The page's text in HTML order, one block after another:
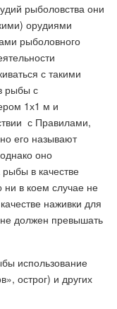
рыболовства они
орудиями
рыболовного
с такими
рыбы с
1х1 м и
с Правилами,
его называют
оно
в качестве
ни в коем случае не
наживки для
должен превышать
использование
острог) и других